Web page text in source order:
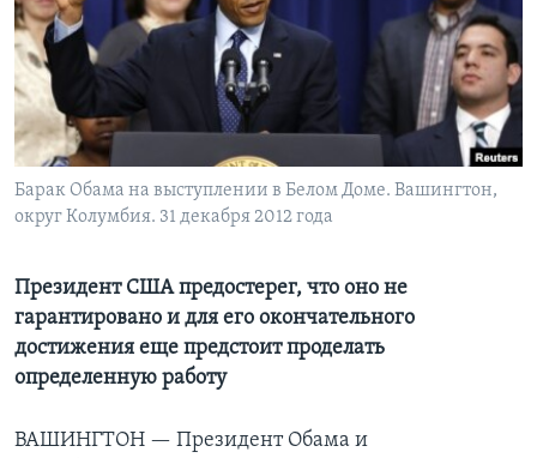
Learning English
СОЦИАЛЬНЫЕ СЕТИ
Языки
Барак Обама на выступлении в Белом Доме. Вашингтон,
округ Колумбия. 31 декабря 2012 года
Президент США предостерег, что оно не
гарантировано и для его окончательного
достижения еще предстоит проделать
определенную работу
ВАШИНГТОН — Президент Обама и